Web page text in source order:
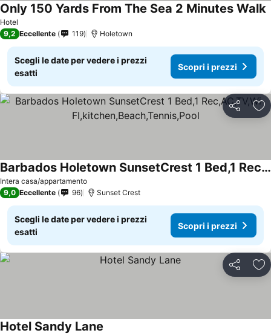
Hotel
Only 150 Yards From The Sea 2 Minutes Walk
9,2 Eccellente 119 Holetown
Scegli le date per vedere i prezzi
esatti
Scopri i prezzi
Condividi
Intera casa/appartamento
Barbados Holetown SunsetCrest 1 Bed,1 Rec,AC,TV,Wi-FI,kitchen,Beach,Tennis,Pool
Scopri i prezzi
9,0 Eccellente 96 Sunset Crest
Scegli le date per vedere i prezzi
esatti
Scopri i prezzi
Condividi
Hotel Sandy Lane